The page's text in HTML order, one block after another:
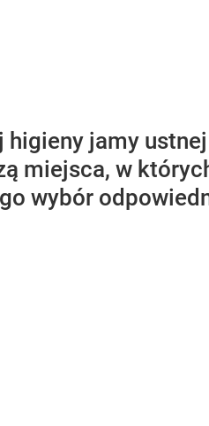
higieny jamy ustnej
miejsca, w
wybór